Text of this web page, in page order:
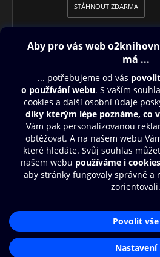
STÁHNOUT ZDARMA
Obsah ke stažení
Moje O2 Knihovna
Další zábava
© O2 Czech Republic a.s.
Zásady zpracování osobních údajů
Čti a